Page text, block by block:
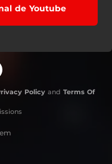
de Youtube
Policyand Terms Of